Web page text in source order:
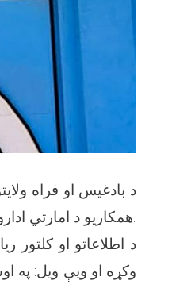
د بادغیس او فراه
همکاریو د امارتي ادارو ویاندویانو، خبریالانو او د رسنیو د مسوولینو ترمنځ د همغږۍ غونډې وشوې.
د اطلاعاتو او کلتور
وکړه او ویې ویل: په